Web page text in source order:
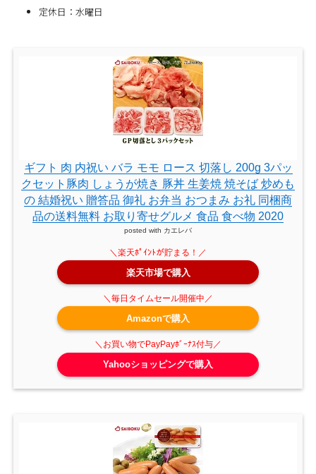
定休日：水曜日
ギフト 肉 内祝い バラ モモ ロース 切落し 200g 3パッ
クセット豚肉 しょうが焼き 豚丼 生姜焼 焼そば 炒めも
の 結婚祝い 贈答品 御礼 お弁当 おつまみ お礼 同梱商
品の送料無料 お取り寄せグルメ 食品 食べ物 2020
posted with カエレバ
楽天市場で購入
Amazonで購入
Yahooショッピングで購入